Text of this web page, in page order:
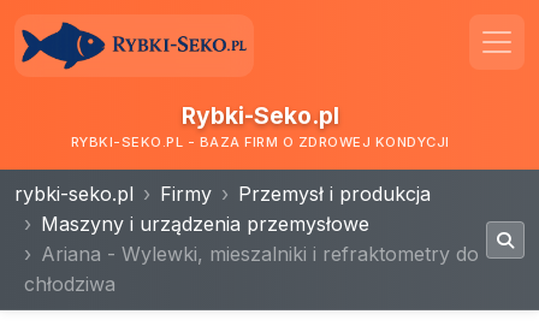
Rybki-Seko.pl
RYBKI-SEKO.PL - BAZA FIRM O ZDROWEJ KONDYCJI
rybki-seko.pl Firmy
Przemysł i produkcja
Maszyny i urządzenia przemysłowe
Ariana - Wylewki, mieszalniki i refraktometry do
chłodziwa